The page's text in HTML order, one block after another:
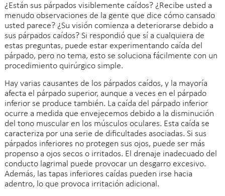
¿Están sus párpados visiblemente caídos? ¿Recibe usted a
menudo observaciones de la gente que dice cómo cansado
usted parece? ¿Su visión comienza a deteriorarse debido a
sus párpados caídos? Si respondió que sí a cualquiera de
estas preguntas, puede estar experimentando caída del
párpado, pero no tema, esto se soluciona fácilmente con un
procedimiento quirúrgico simple.
Hay varias causantes de los párpados caídos, y la mayoría
afecta el párpado superior, aunque a veces en el párpado
inferior se produce también. La caída del párpado inferior
ocurre a medida que envejecemos debido a la disminución
del tono muscular en los músculos oculares. Esta caída se
caracteriza por una serie de dificultades asociadas. Si sus
párpados inferiores no protegen sus ojos, puede ser más
propenso a ojos secos o irritados. El drenaje inadecuado del
conducto lagrimal puede provocar un desgarro excesivo.
Además, las tapas inferiores caídas pueden irse hacia
adentro, lo que provoca irritación adicional.